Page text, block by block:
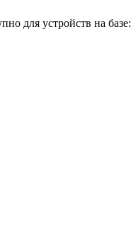
для устройств на базе: